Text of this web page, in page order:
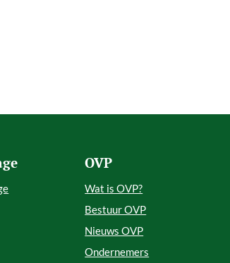
OVP
Wat is OVP?
Bestuur OVP
Nieuws OVP
Ondernemers